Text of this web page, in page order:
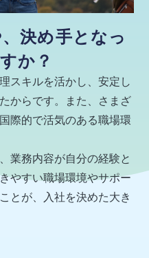
決め手となっ
か？
スキルを活かし、安定し
からです。また、さまざ
際的で活気のある職場環
業務内容が自分の経験と
やすい職場環境やサポー
とが、入社を決めた大き